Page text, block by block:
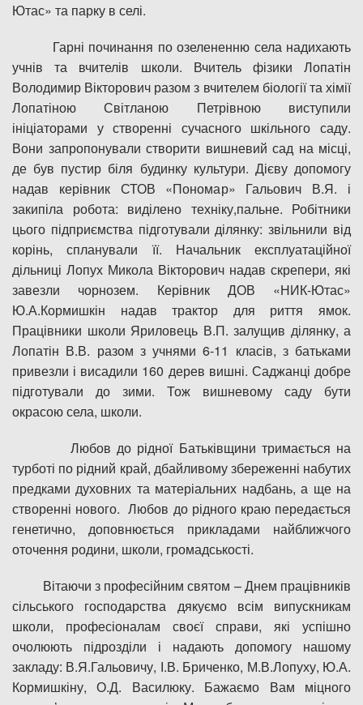
Ютас» та парку в селі.
Гарні починання по озелененню села надихають
учнів та вчителів школи. Вчитель фізики Лопатін
Володимир Вікторович разом з вчителем біології та хімії
Лопатіною Світланою Петрівною виступили
ініціаторами у створенні сучасного шкільного саду.
Вони запропонували створити вишневий сад на місці,
де був пустир біля будинку культури. Дієву допомогу
надав керівник СТОВ «Пономар» Гальович В.Я. і
закипіла робота: виділено техніку,пальне. Робітники
цього підприємства підготували ділянку: звільнили від
корінь, спланували її. Начальник експлуатаційної
дільниці Лопух Микола Вікторович надав скрепери, які
завезли чорнозем. Керівник ДОВ «НИК-Ютас»
Ю.А.Кормишкін надав трактор для риття ямок.
Працівники школи Яриловець В.П. залущив ділянку, а
Лопатін В.В. разом з учнями 6-11 класів, з батьками
привезли і висадили 160 дерев вишні. Саджанці добре
підготували до зими. Тож вишневому саду бути
окрасою села, школи.
Любов до рідної Батьківщини тримається на
турботі по рідний край, дбайливому збереженні набутих
предками духовних та матеріальних надбань, а ще на
створенні нового. Любов до рідного краю передається
генетично, доповнюється прикладами найближчого
оточення родини, школи, громадськості.
Вітаючи з професійним святом – Днем працівників
сільського господарства дякуємо всім випускникам
школи, професіоналам своєї справи, які успішно
очолюють підрозділи і надають допомогу нашому
закладу: В.Я.Гальовичу, І.В. Бриченко, М.В.Лопуху, Ю.А.
Кормишкіну, О.Д. Василюку. Бажаємо Вам міцного